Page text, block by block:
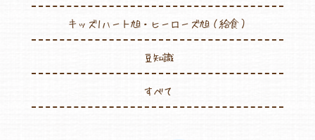
キッズ1ハート旭・ヒーローズ旭（給食）
豆知識
すべて